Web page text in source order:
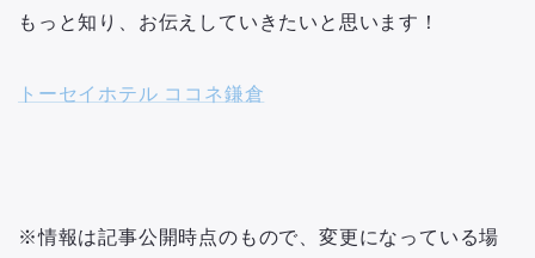
もっと知り、お伝えしていきたいと思います！
トーセイホテル ココネ鎌倉
※情報は記事公開時点のもので、変更になっている場